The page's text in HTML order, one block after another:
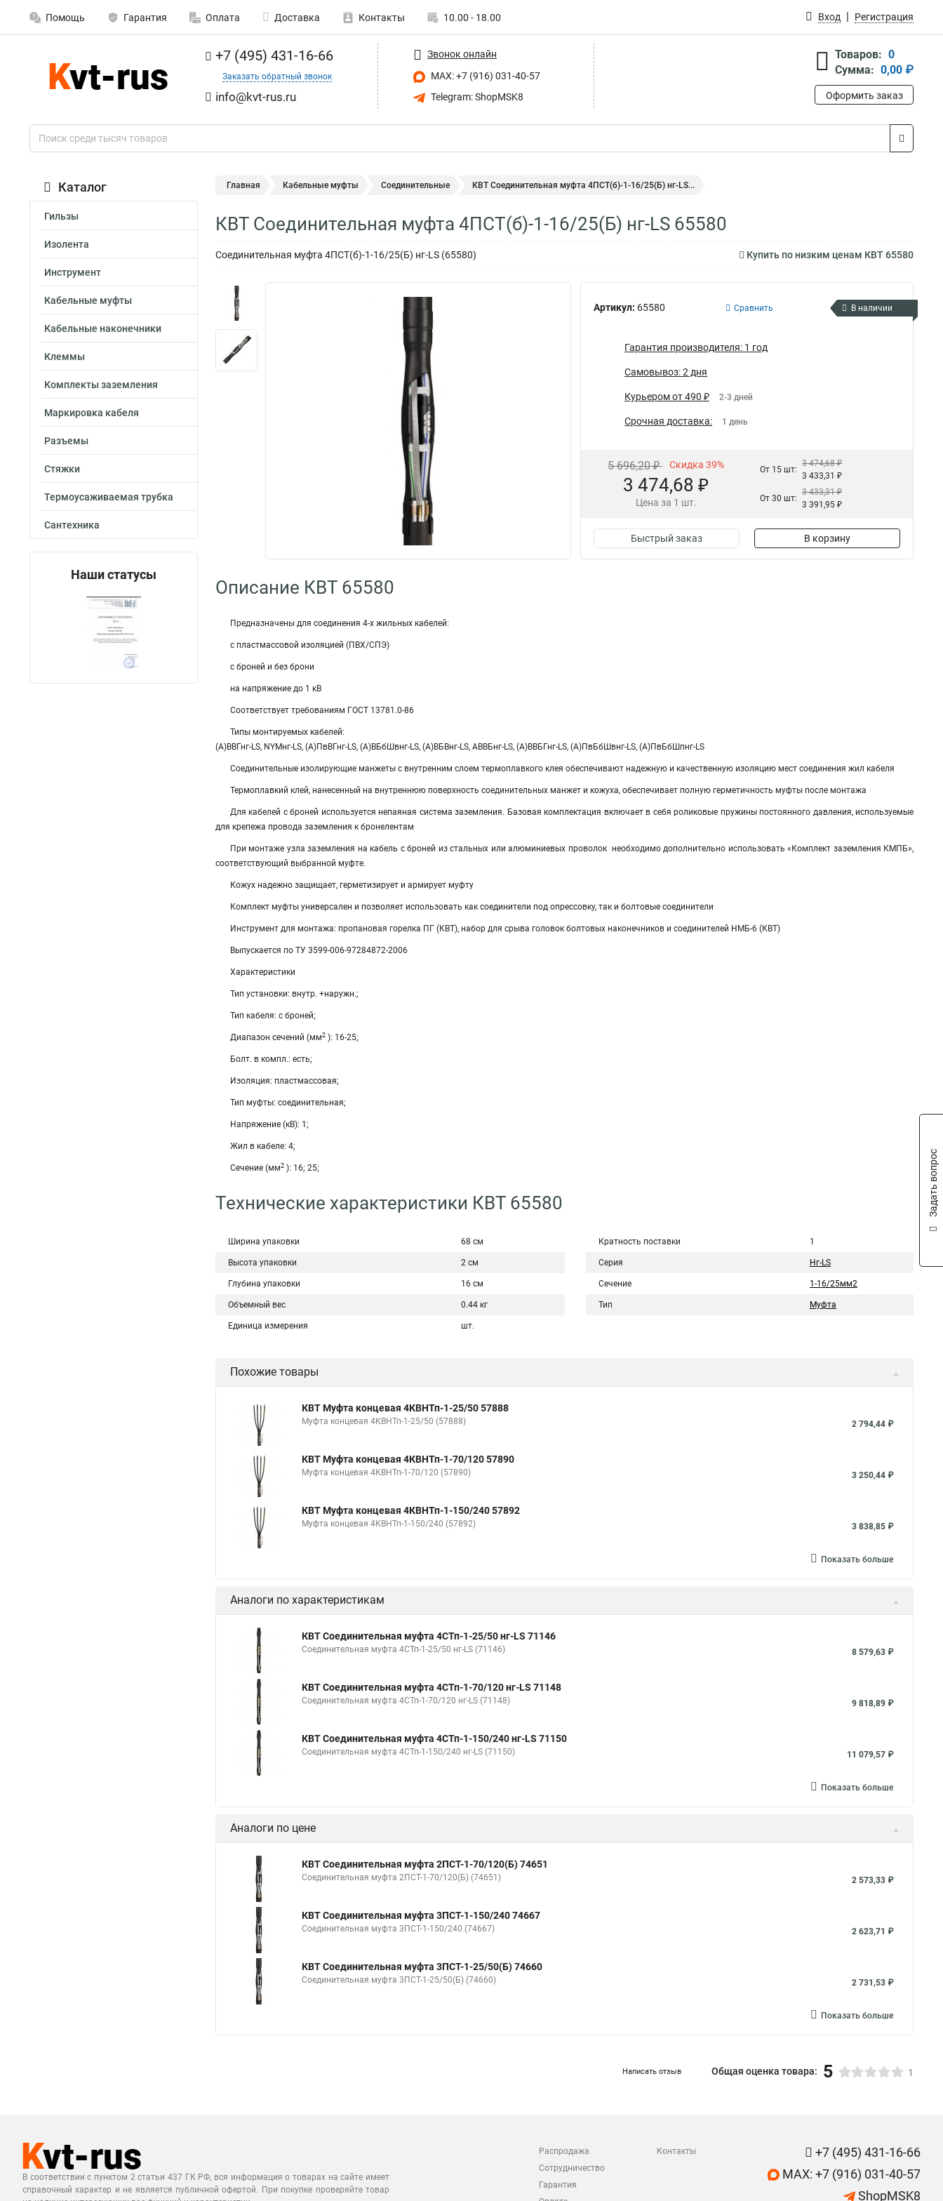
Помощь Гарантия Оплата Доставка Контакты 10.00 - 18.00 Вход Регистрация
+7 (495) 431-16-66
Заказать обратный звонок
info@kvt-rus.ru
Звонок онлайн
MAX: +7 (916) 031-40-57
Telegram: ShopMSK8
Товаров: 0
Сумма: 0,00 ₽
Оформить заказ
Каталог
Гильзы
Изолента
Инструмент
Кабельные муфты
Кабельные наконечники
Клеммы
Комплекты заземления
Маркировка кабеля
Разъемы
Стяжки
Термоусаживаемая трубка
Сантехника
Наши статусы
Главная Кабельные муфты Соединительные КВТ Соединительная муфта 4ПСТ(б)-1-16/25(Б) нг-LS...
КВТ Соединительная муфта 4ПСТ(б)-1-16/25(Б) нг-LS 65580
Соединительная муфта 4ПСТ(б)-1-16/25(Б) нг-LS (65580) Купить по низким ценам КВТ 65580
Артикул: 65580 Сравнить В наличии
Гарантия производителя: 1 год
Самовывоз: 2 дня
Курьером от 490 ₽ 2-3 дней
Срочная доставка: 1 день
5 696,20 ₽ Скидка 39%
3 474,68 ₽
Цена за 1 шт.
От 15 шт:
3 474,68 ₽
3 433,31 ₽
От 30 шт:
3 433,31 ₽
3 391,95 ₽
Быстрый заказ В корзину
Описание КВТ 65580
Предназначены для соединения 4-х жильных кабелей:
с пластмассовой изоляцией (ПВХ/СПЭ)
с броней и без брони
на напряжение до 1 кВ
Соответствует требованиям ГОСТ 13781.0-86
Типы монтируемых кабелей:
(А)ВВГнг-LS, NYMнг-LS, (А)ПвВГнг-LS, (А)ВБбШвнг-LS, (А)ВБВнг-LS, АВВБнг-LS, (А)ВВБГнг-LS, (А)ПвБбШвнг-LS, (А)ПвБбШпнг-LS
Соединительные изолирующие манжеты с внутренним слоем термоплавкого клея обеспечивают надежную и качественную изоляцию мест соединения жил кабеля
Термоплавкий клей, нанесенный на внутреннюю поверхность соединительных манжет и кожуха, обеспечивает полную герметичность муфты после монтажа
Для кабелей с броней используется непаяная система заземления. Базовая комплектация включает в себя роликовые пружины постоянного давления, используемые
для крепежа провода заземления к бронелентам
При монтаже узла заземления на кабель с броней из стальных или алюминиевых проволок необходимо дополнительно использовать «Комплект заземления КМПБ»,
соответствующий выбранной муфте.
Кожух надежно защищает, герметизирует и армирует муфту
Комплект муфты универсален и позволяет использовать как соединители под опрессовку, так и болтовые соединители
Инструмент для монтажа: пропановая горелка ПГ (КВТ), набор для срыва головок болтовых наконечников и соединителей НМБ-6 (КВТ)
Выпускается по ТУ 3599-006-97284872-2006
Характеристики
Тип установки: внутр. +наружн.;
Тип кабеля: с броней;
Диапазон сечений (мм2 ): 16-25;
Болт. в компл.: есть;
Изоляция: пластмассовая;
Тип муфты: соединительная;
Напряжение (кВ): 1;
Жил в кабеле: 4;
Сечение (мм2 ): 16; 25;
Технические характеристики КВТ 65580
Ширина упаковки 68 см
Высота упаковки 2 см
Глубина упаковки 16 см
Объемный вес 0.44 кг
Единица измерения шт.
Кратность поставки 1
Серия Нг-LS
Сечение 1-16/25мм2
Тип Муфта
Похожие товары
КВТ Муфта концевая 4КВНТп-1-25/50 57888
Муфта концевая 4КВНТп-1-25/50 (57888) 2 794,44 ₽
КВТ Муфта концевая 4КВНТп-1-70/120 57890
Муфта концевая 4КВНТп-1-70/120 (57890) 3 250,44 ₽
КВТ Муфта концевая 4КВНТп-1-150/240 57892
Муфта концевая 4КВНТп-1-150/240 (57892) 3 838,85 ₽
Показать больше
Аналоги по характеристикам
КВТ Соединительная муфта 4СТп-1-25/50 нг-LS 71146
Соединительная муфта 4СТп-1-25/50 нг-LS (71146) 8 579,63 ₽
КВТ Соединительная муфта 4СТп-1-70/120 нг-LS 71148
Соединительная муфта 4СТп-1-70/120 нг-LS (71148) 9 818,89 ₽
КВТ Соединительная муфта 4СТп-1-150/240 нг-LS 71150
Соединительная муфта 4СТп-1-150/240 нг-LS (71150) 11 079,57 ₽
Показать больше
Аналоги по цене
КВТ Соединительная муфта 2ПСТ-1-70/120(Б) 74651
Соединительная муфта 2ПСТ-1-70/120(Б) (74651) 2 573,33 ₽
КВТ Соединительная муфта 3ПСТ-1-150/240 74667
Соединительная муфта 3ПСТ-1-150/240 (74667) 2 623,71 ₽
КВТ Соединительная муфта 3ПСТ-1-25/50(Б) 74660
Соединительная муфта 3ПСТ-1-25/50(Б) (74660) 2 731,53 ₽
Показать больше
Написать отзыв Общая оценка товара: 5 1
В соответствии с пунктом 2 статьи 437 ГК РФ, вся информация о товарах на сайте имеет
справочный характер и не является публичной офертой. При покупке проверяйте товар
Распродажа
Сотрудничество
Гарантия
Контакты
+7 (495) 431-16-66
MAX: +7 (916) 031-40-57
ShopMSK8
Задать вопрос